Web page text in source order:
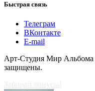
Быстрая связь
Телеграм
ВКонтакте
E-mail
Арт-Студия Мир Альбома
защищены.